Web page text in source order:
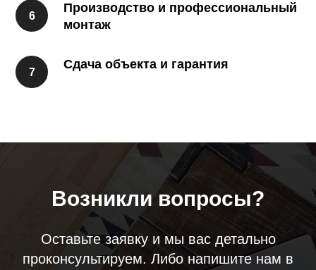
Производство и профессиональный
монтаж
Сдача объекта и гарантия
Возникли вопросы?
Оставьте заявку и мы вас детально
проконсультируем. Либо напишите нам в